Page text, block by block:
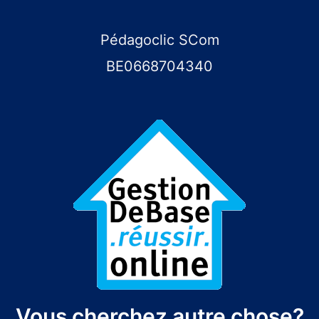
Pédagoclic SCom
BE0668704340